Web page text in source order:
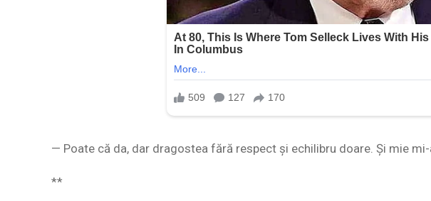
— Poate că da, dar dragostea fără respect și echilibru doare. Și mie mi-
**